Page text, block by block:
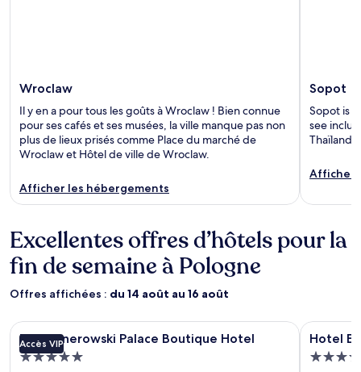
Wroclaw
Il y en a pour tous les goûts à Wroclaw ! Bien connue
pour ses cafés et ses musées, la ville manque pas non
plus de lieux prisés comme Place du marché de
Wroclaw et Hôtel de ville de Wroclaw.
Afficher les hébergements
Sopot
Sopot is
see
Afficher
Excellentes offres d’hôtels pour la
fin de semaine à Pologne
Offres affichées : du 14 août au 16 août
Galerie
d’images
pour
Accès VIP
The Bonerowski Palace Boutique Hotel
Hébergement
The Bonerowski Palace Boutique Hotel
Galerie
pour
Hotel
Hotel